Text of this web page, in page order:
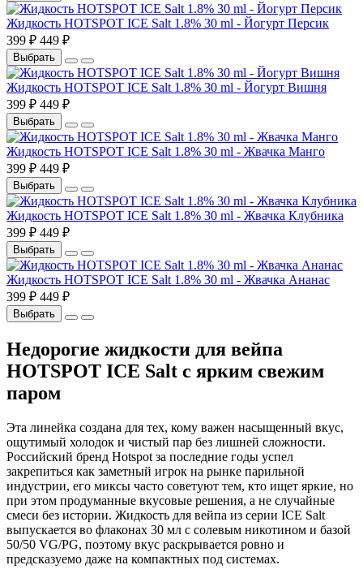
Жидкость HOTSPOT ICE Salt 1.8% 30 ml - Йогурт Персик
399 ₽ 449 ₽
Выбрать
Жидкость HOTSPOT ICE Salt 1.8% 30 ml - Йогурт Вишня
399 ₽ 449 ₽
Выбрать
Жидкость HOTSPOT ICE Salt 1.8% 30 ml - Жвачка Манго
399 ₽ 449 ₽
Выбрать
Жидкость HOTSPOT ICE Salt 1.8% 30 ml - Жвачка Клубника
399 ₽ 449 ₽
Выбрать
Жидкость HOTSPOT ICE Salt 1.8% 30 ml - Жвачка Ананас
399 ₽ 449 ₽
Выбрать
Недорогие жидкости для вейпа
HOTSPOT ICE Salt с ярким свежим
паром
Эта линейка создана для тех, кому важен насыщенный вкус,
ощутимый холодок и чистый пар без лишней сложности.
Российский бренд Hotspot за последние годы успел
закрепиться как заметный игрок на рынке парильной
индустрии, его миксы часто советуют тем, кто ищет яркие, но
при этом продуманные вкусовые решения, а не случайные
смеси без истории. Жидкость для вейпа из серии ICE Salt
выпускается во флаконах 30 мл с солевым никотином и базой
50/50 VG/PG, поэтому вкус раскрывается ровно и
предсказуемо даже на компактных под системах.